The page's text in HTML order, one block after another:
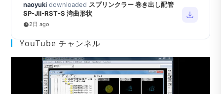
naoyuki downloaded スプリンクラー 巻き出し配管
SP-JⅡ-RST-S 湾曲形状
2日 ago
YouTube チャンネル